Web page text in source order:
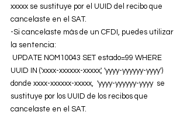
xxxxx se sustituye por el UUID del recibo que
cancelaste en el SAT.
-Si cancelaste más de un CFDI, puedes utilizar
la sentencia:
UUID IN ('xxxx-xxxxxx-xxxxx', 'yyyy-yyyyyy-yyyy')
donde xxxx-xxxxxx-xxxxx,  'yyyy-yyyyyy-yyyy  se
sustituye por los UUID de los recibos que
cancelaste en el SAT.